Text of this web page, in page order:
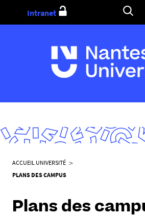
Aller
Intranet
V
o
s
ê
ACCUEIL UNIVERSITÉ
PLANS DES CAMPUS
Plans des